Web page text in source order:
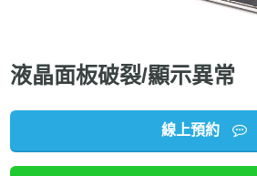
液晶面板破裂/顯示異常
線上預約